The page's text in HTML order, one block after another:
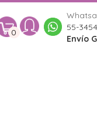
0
55-
Envío